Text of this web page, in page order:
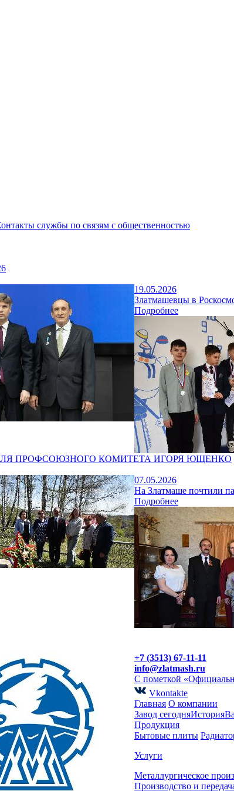
службы по связям с общественностью
19.05.2026
Златмашевцы в
Подробнее
ПРОФСОЮЗНОГО КОМИТЕТА ИГОРЯ ЮЩЕНКО
07.05.2026
На Златмаше почтили
Подробнее
+7 (3513) 67-11-11
info@zlatmash.ru
С пометкой
Vkontakte
Главная О компании
Завод сегодняИстория
Продукция
Бытовые плиты
Услуги
Металлургическое
Производство и